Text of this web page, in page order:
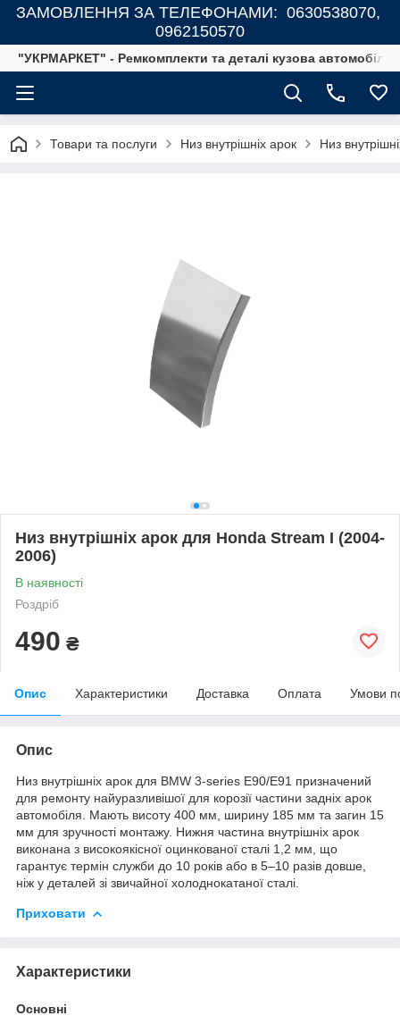
ЗАМОВЛЕННЯ ЗА ТЕЛЕФОНАМИ: 0630538070,
0962150570
"УКРМАРКЕТ" - Ремкомплекти та деталі кузова автомобілів
Товари та послуги Низ внутрішніх арок Низ
Низ внутрішніх арок для Honda Stream I (2004-
2006)
В наявності
Роздріб
490 ₴
Опис Характеристики Доставка Оплата Умови
Опис
Низ внутрішніх арок для BMW 3-series E90/E91 призначений
для ремонту найуразливішої для корозії частини задніх арок
автомобіля. Мають висоту 400 мм, ширину 185 мм та загин 15
мм для зручності монтажу. Нижня частина внутрішніх арок
виконана з високоякісної оцинкованої сталі 1,2 мм, що
гарантує термін служби до 10 років або в 5–10 разів довше,
ніж у деталей зі звичайної холоднокатаної сталі.
Приховати
Характеристики
Основні